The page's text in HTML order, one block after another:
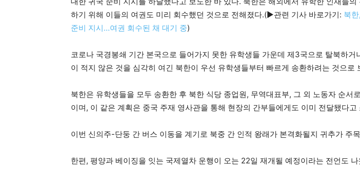
하기 위해 이들의 여권도 미리 회수했던 것으로 전해졌다.(▶관련 기사 바로가기: 북
준비 지시…여권 회수된 채 대기 중)
코로나 국경봉쇄 기간 본국으로 들어가지 못한 유학생들 가운데 제3국으로 탈북하거
이 적지 않은 것을 심각히 여긴 북한이 우선 유학생들부터 빠르게 송환하려는 것으로
북한은 유학생들을 모두 송환한 후 북한 식당 종업원, 무역대표부, 그 외 노동자 순서
이며, 이 같은 계획은 중국 주재 영사관을 통해 현장의 간부들에게도 이미 전달됐다고
이번 신의주-단둥 간 버스 이동을 계기로 북중 간 인적 왕래가 본격화될지 귀추가 주
한편, 평양과 베이징을 잇는 국제열차 운행이 오는 22일 재개될 예정이라는 전언도 나